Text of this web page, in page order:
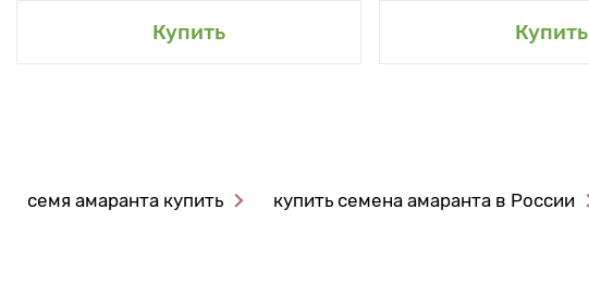
Купить Купить
семя амаранта купить купить семена амаранта в России